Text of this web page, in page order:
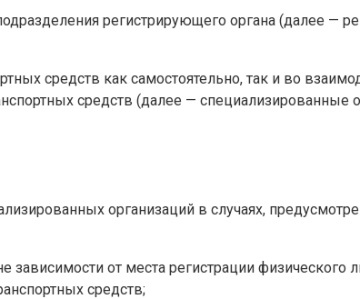
регистрирующего органа (далее —
средств как самостоятельно, так и во
средств (далее — специализированные
организаций в случаях,
от места регистрации физического
средств;